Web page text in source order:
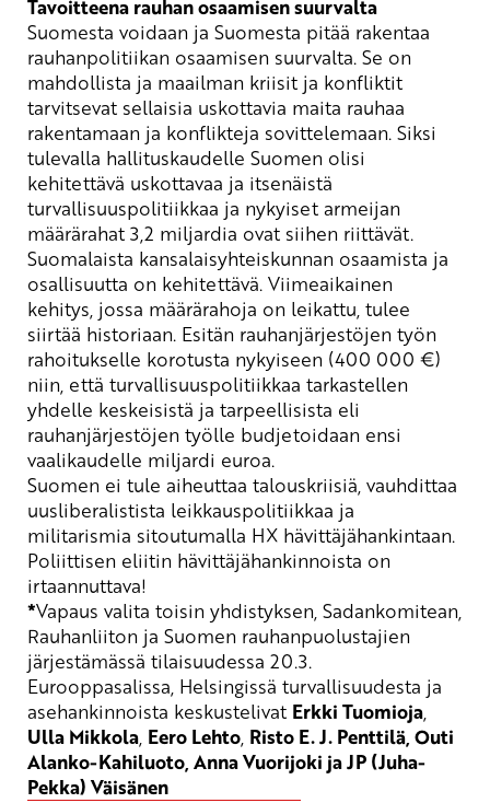
Tavoitteena rauhan osaamisen suurvalta
Suomesta voidaan ja Suomesta pitää rakentaa
rauhanpolitiikan osaamisen suurvalta. Se on
mahdollista ja maailman kriisit ja konfliktit
tarvitsevat sellaisia uskottavia maita rauhaa
rakentamaan ja konflikteja sovittelemaan. Siksi
tulevalla hallituskaudelle Suomen olisi
kehitettävä uskottavaa ja itsenäistä
turvallisuuspolitiikkaa ja nykyiset armeijan
määrärahat 3,2 miljardia ovat siihen riittävät.
Suomalaista kansalaisyhteiskunnan osaamista ja
osallisuutta on kehitettävä. Viimeaikainen
kehitys, jossa määrärahoja on leikattu, tulee
siirtää historiaan. Esitän rauhanjärjestöjen työn
rahoitukselle korotusta nykyiseen (400 000 €)
niin, että turvallisuuspolitiikkaa tarkastellen
yhdelle keskeisistä ja tarpeellisista eli
rauhanjärjestöjen työlle budjetoidaan ensi
vaalikaudelle miljardi euroa.
Suomen ei tule aiheuttaa talouskriisiä, vauhdittaa
uusliberalistista leikkauspolitiikkaa ja
militarismia sitoutumalla HX hävittäjähankintaan.
Poliittisen eliitin hävittäjähankinnoista on
irtaannuttava!
*Vapaus valita toisin yhdistyksen, Sadankomitean,
Rauhanliiton ja Suomen rauhanpuolustajien
järjestämässä tilaisuudessa 20.3.
Eurooppasalissa, Helsingissä turvallisuudesta ja
asehankinnoista keskustelivat Erkki Tuomioja,
Ulla Mikkola, Eero Lehto, Risto E. J. Penttilä, Outi
Alanko-Kahiluoto, Anna Vuorijoki ja JP (Juha-
Pekka) Väisänen